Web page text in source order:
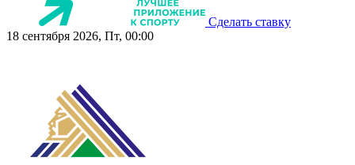
Сделать ставку
18 сентября 2026, Пт, 00:00